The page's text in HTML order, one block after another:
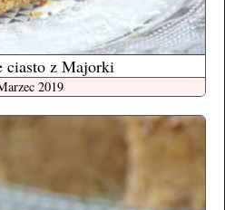
ciasto z Majorki
2019